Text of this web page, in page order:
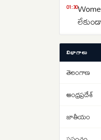
01:30
01:13
పడాల్సిందే
ఇరాన్
విభాగాలు
తెలంగాణ
ఆంధ్రప్రదేశ్
జాతీయం